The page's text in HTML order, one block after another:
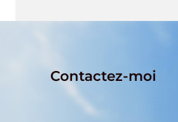
Contactez-moi